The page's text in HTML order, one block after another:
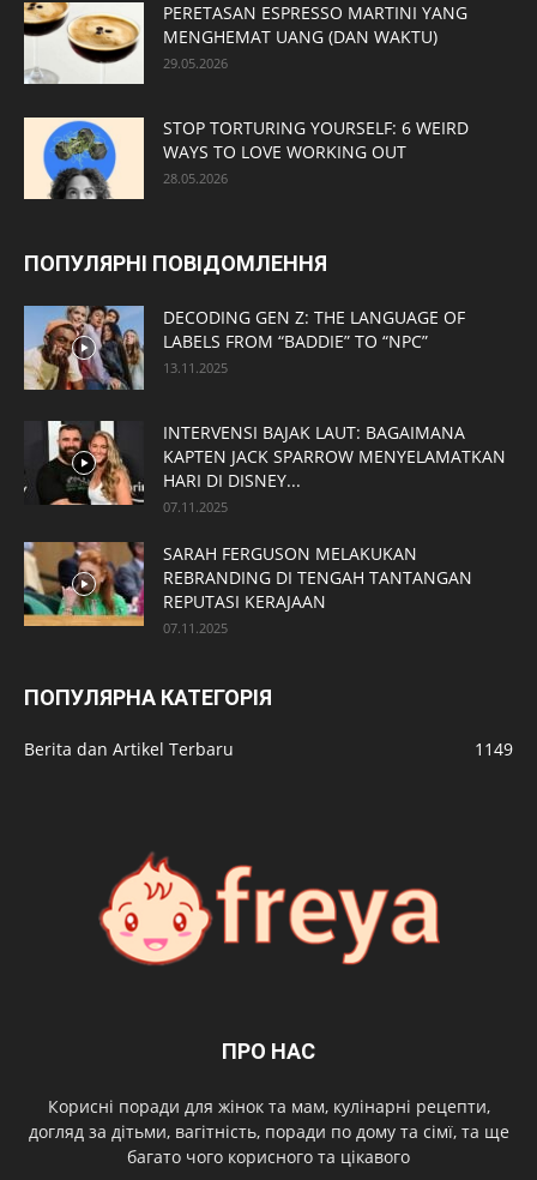
PERETASAN ESPRESSO MARTINI YANG
MENGHEMAT UANG (DAN WAKTU)
29.05.2026
STOP TORTURING YOURSELF: 6 WEIRD
WAYS TO LOVE WORKING OUT
28.05.2026
ПОПУЛЯРНІ ПОВІДОМЛЕННЯ
DECODING GEN Z: THE LANGUAGE OF
LABELS FROM “BADDIE” TO “NPC”
13.11.2025
INTERVENSI BAJAK LAUT: BAGAIMANA
KAPTEN JACK SPARROW MENYELAMATKAN
HARI DI DISNEY...
07.11.2025
SARAH FERGUSON MELAKUKAN
REBRANDING DI TENGAH TANTANGAN
REPUTASI KERAJAAN
07.11.2025
ПОПУЛЯРНА КАТЕГОРІЯ
Berita dan Artikel Terbaru 1149
ПРО НАС
Корисні поради для жінок та мам, кулінарні рецепти,
догляд за дітьми, вагітність, поради по дому та сімї, та ще
багато чого корисного та цікавого